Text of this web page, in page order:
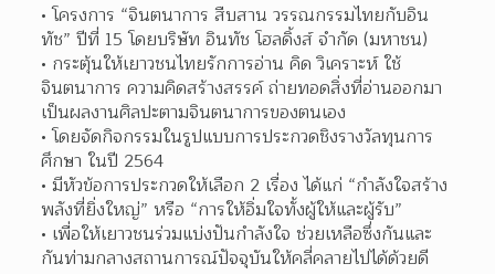
โครงการ “จินตนาการ สืบสาน วรรณกรรมไทยกับอิน
ทัช” ปีที่ 15 โดยบริษัท อินทัช โฮลดิ้งส์ จำกัด (มหาชน)
กระตุ้นให้เยาวชนไทยรักการอ่าน คิด วิเคราะห์ ใช้
จินตนาการ ความคิดสร้างสรรค์ ถ่ายทอดสิ่งที่อ่านออกมา
เป็นผลงานศิลปะตามจินตนาการของตนเอง
โดยจัดกิจกรรมในรูปแบบการประกวดชิงรางวัลทุนการ
ศึกษา ในปี 2564
มีหัวข้อการประกวดให้เลือก 2 เรื่อง ได้แก่ “กำลังใจสร้าง
พลังที่ยิ่งใหญ่” หรือ “การให้อิ่มใจทั้งผู้ให้และผู้รับ”
เพื่อให้เยาวชนร่วมแบ่งปันกำลังใจ ช่วยเหลือซึ่งกันและ
กันท่ามกลางสถานการณ์ปัจจุบันให้คลี่คลายไปได้ด้วยดี